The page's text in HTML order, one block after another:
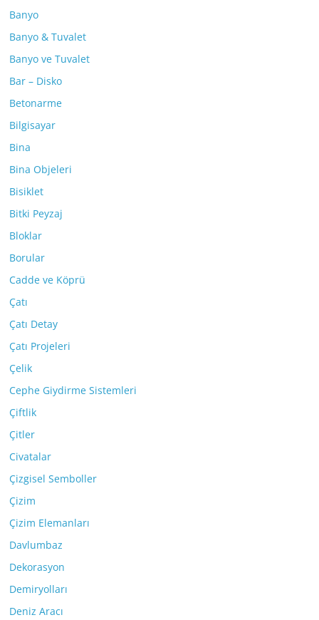
Banyo
Banyo & Tuvalet
Banyo ve Tuvalet
Bar – Disko
Betonarme
Bilgisayar
Bina
Bina Objeleri
Bisiklet
Bitki Peyzaj
Bloklar
Borular
Cadde ve Köprü
Çatı
Çatı Detay
Çatı Projeleri
Çelik
Cephe Giydirme Sistemleri
Çiftlik
Çitler
Civatalar
Çizgisel Semboller
Çizim
Çizim Elemanları
Davlumbaz
Dekorasyon
Demiryolları
Deniz Aracı